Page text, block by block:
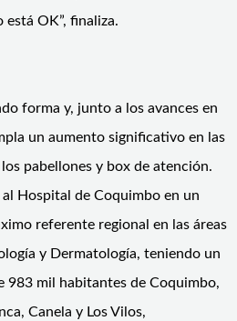
OK”, finaliza.
forma y, junto a los avances en
un aumento significativo en las
pabellones y box de atención.
Hospital de Coquimbo en un
referente regional en las áreas
y Dermatología, teniendo un
983 mil habitantes de Coquimbo,
Canela y Los Vilos,